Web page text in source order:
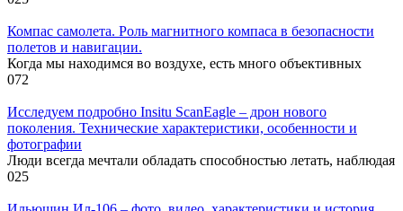
Компас самолета. Роль магнитного компаса в безопасности
полетов и навигации.
Когда мы находимся во воздухе, есть много объективных
072
Исследуем подробно Insitu ScanEagle – дрон нового
поколения. Технические характеристики, особенности и
фотографии
Люди всегда мечтали обладать способностью летать, наблюдая
025